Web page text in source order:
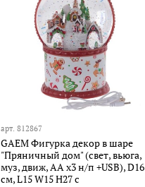
арт. 812867
GAEM Фигурка декор в шаре
"Пряничный дом" (свет, вьюга,
муз, движ, AA х3 н/п +USB), D16
cм, L15 W15 H27 с